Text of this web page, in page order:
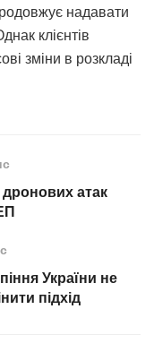
надавати
клієнтів
зміни в розкладі
атак
України не
підхід